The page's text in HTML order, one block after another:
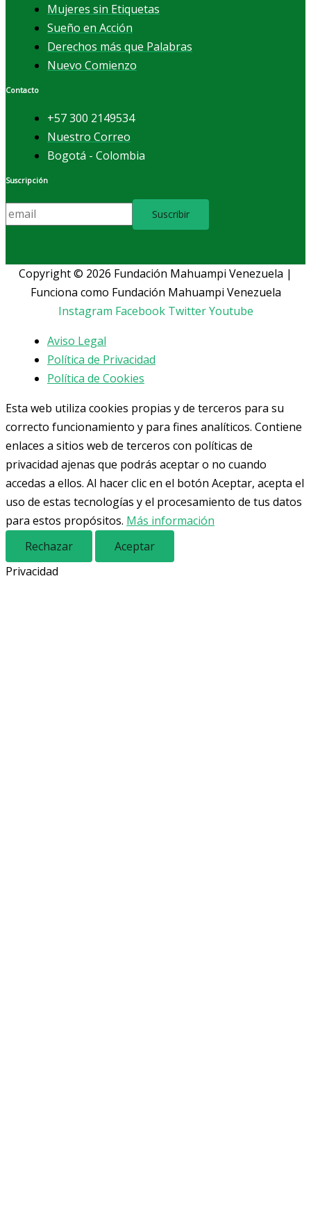
Mujeres sin Etiquetas
Sueño en Acción
Derechos más que Palabras
Nuevo Comienzo
Contacto
+57 300 2149534
Nuestro Correo
Bogotá - Colombia
Suscripción
Copyright © 2026 Fundación Mahuampi Venezuela |
Funciona como Fundación Mahuampi Venezuela
Instagram Facebook Twitter Youtube
Aviso Legal
Política de Privacidad
Política de Cookies
Esta web utiliza cookies propias y de terceros para su
correcto funcionamiento y para fines analíticos. Contiene
enlaces a sitios web de terceros con políticas de
privacidad ajenas que podrás aceptar o no cuando
accedas a ellos. Al hacer clic en el botón Aceptar, acepta el
uso de estas tecnologías y el procesamiento de tus datos
para estos propósitos. Más información
Rechazar
Aceptar
Privacidad